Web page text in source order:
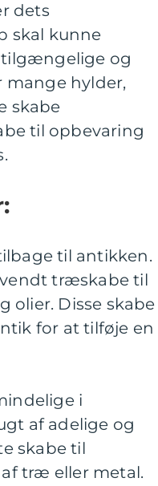
dets
skal kunne
tilgængelige og
hylder,
skabe
til opbevaring
til antikken.
træskabe til
olier. Disse skabe
for at tilføje en
i
af adelige og
skabe til
træ eller metal.